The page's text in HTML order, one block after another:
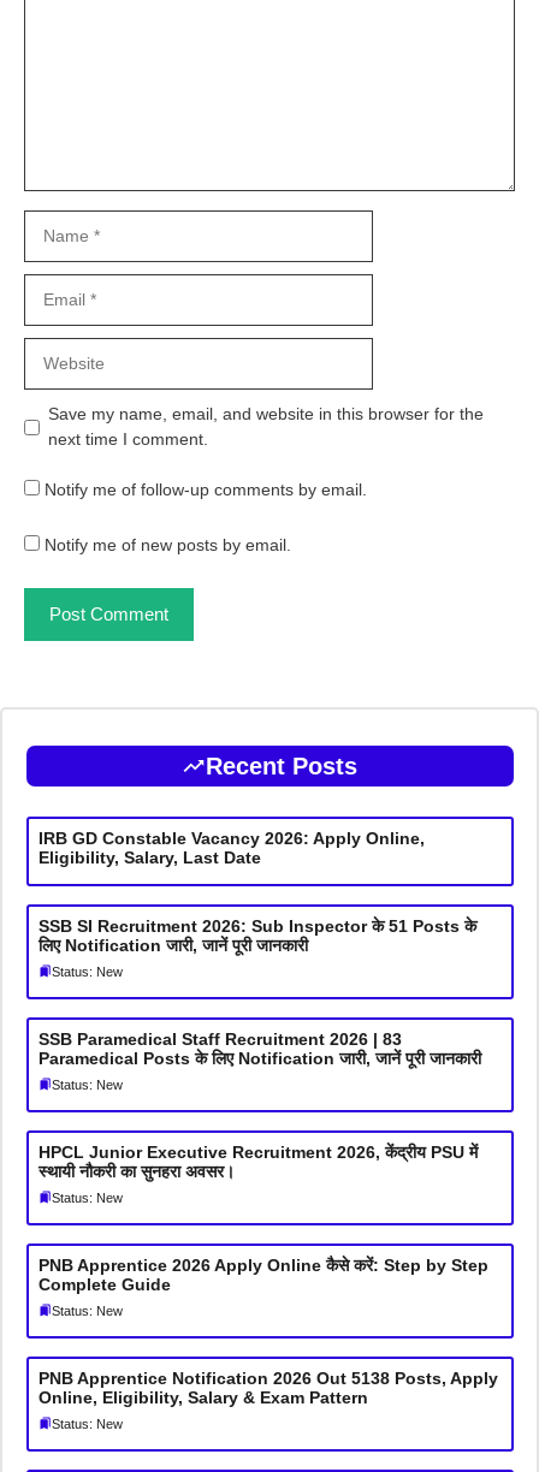
Save my name, email, and website in this browser for the
next time I comment.
Notify me of follow-up comments by email.
Notify me of new posts by email.
Recent Posts
IRB GD Constable Vacancy 2026: Apply Online,
Eligibility, Salary, Last Date
SSB SI Recruitment 2026: Sub Inspector के 51 Posts के
लिए Notification जारी, जानें पूरी जानकारी
Status: New
SSB Paramedical Staff Recruitment 2026 | 83
Paramedical Posts के लिए Notification जारी, जानें पूरी जानकारी
Status: New
HPCL Junior Executive Recruitment 2026, केंद्रीय PSU में
स्थायी नौकरी का सुनहरा अवसर।
Status: New
PNB Apprentice 2026 Apply Online कैसे करें: Step by Step
Complete Guide
Status: New
PNB Apprentice Notification 2026 Out 5138 Posts, Apply
Online, Eligibility, Salary & Exam Pattern
Status: New